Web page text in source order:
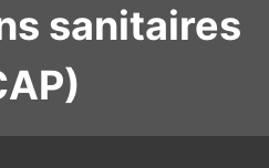
sanitaires